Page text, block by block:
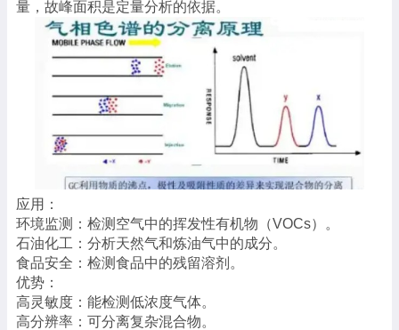
量，故峰面积是定量分析的依据。
应用：
环境监测：检测空气中的挥发性有机物（VOCs）。
石油化工：分析天然气和炼油气中的成分。
食品安全：检测食品中的残留溶剂。
优势：
高灵敏度：能检测低浓度气体。
高分辨率：可分离复杂混合物。